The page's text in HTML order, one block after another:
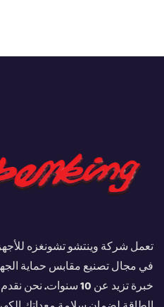
في مجال تصنيع مقابس حماية الجهد
خبرة تزيد عن 10